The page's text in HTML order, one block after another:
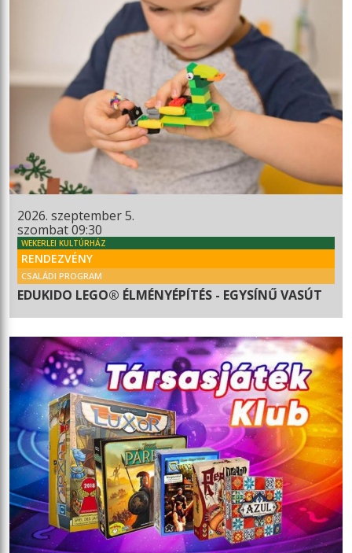
2026. szeptember 5.
szombat 09:30
WEKERLEI KULTÚRHÁZ
RENDEZVÉNY
CSALÁDI PROGRAM
EDUKIDO LEGO® ÉLMÉNYÉPÍTÉS - EGYSÍNŰ VASÚT